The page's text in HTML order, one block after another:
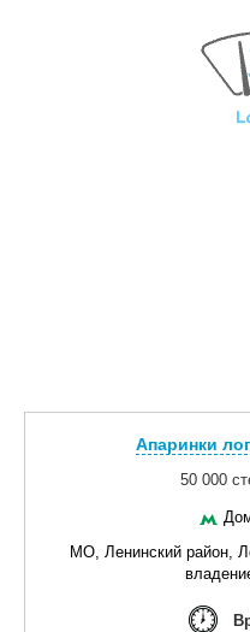
Апаринки
50 000
МО, Ленинский район,